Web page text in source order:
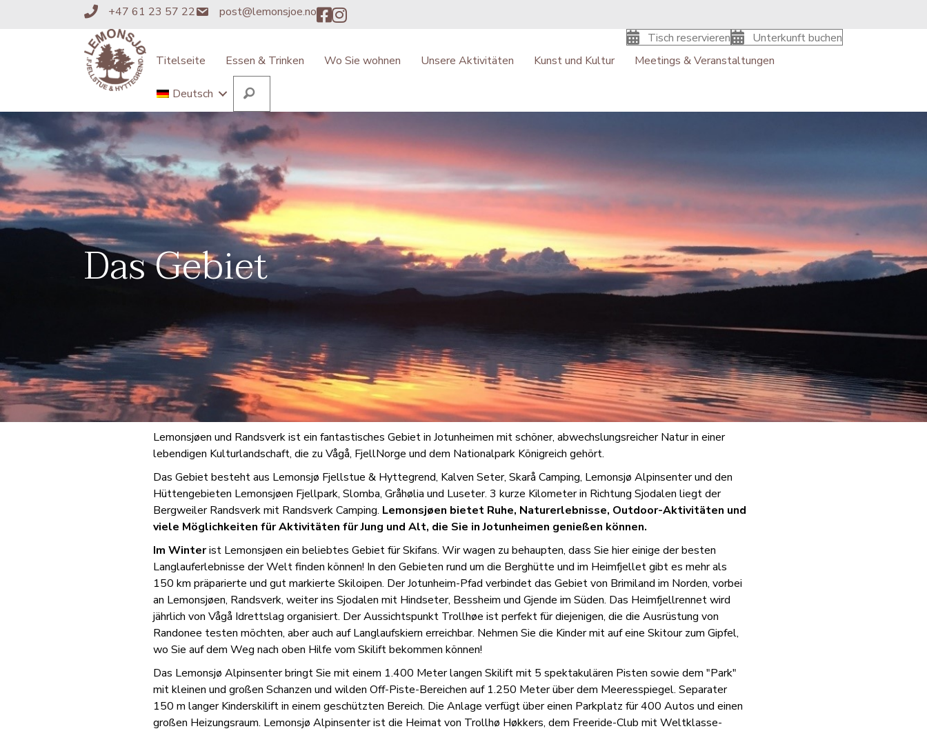
+4761235722
+47 61 23 57 22post@lemonsjoe.no
post@lemonsjoe.no
Unterkunft buchen
Tisch reservieren
Titelseite
Essen & Trinken Wo Sie wohnen Unsere Aktivitäten Kunst und Kultur Meetings & Veranstaltungen
Deutsch
Das Gebiet
Lemonsjøen und Randsverk ist ein fantastisches Gebiet in Jotunheimen mit schöner, abwechslungsreicher Natur in einer
lebendigen Kulturlandschaft, die zu Vågå, FjellNorge und dem Nationalpark Königreich gehört.
Das Gebiet besteht aus Lemonsjø Fjellstue & Hyttegrend, Kalven Seter, Skarå Camping, Lemonsjø Alpinsenter und den
Hüttengebieten Lemonsjøen Fjellpark, Slomba, Gråhølia und Luseter. 3 kurze Kilometer in Richtung Sjodalen liegt der
Bergweiler Randsverk mit Randsverk Camping. Lemonsjøen bietet Ruhe, Naturerlebnisse, Outdoor-Aktivitäten und
viele Möglichkeiten für Aktivitäten für Jung und Alt, die Sie in Jotunheimen genießen können.
Im Winterist Lemonsjøen ein beliebtes Gebiet für Skifans. Wir wagen zu behaupten, dass Sie hier einige der besten
Langlauferlebnisse der Welt finden können! In den Gebieten rund um die Berghütte und im Heimfjellet gibt es mehr als
150 km präparierte und gut markierte Skiloipen. Der Jotunheim-Pfad verbindet das Gebiet von Brimiland im Norden, vorbei
an Lemonsjøen, Randsverk, weiter ins Sjodalen mit Hindseter, Bessheim und Gjende im Süden. Das Heimfjellrennet wird
jährlich von Vågå Idrettslag organisiert. Der Aussichtspunkt Trollhøe ist perfekt für diejenigen, die die Ausrüstung von
Randonee testen möchten, aber auch auf Langlaufskiern erreichbar. Nehmen Sie die Kinder mit auf eine Skitour zum Gipfel,
wo Sie auf dem Weg nach oben Hilfe vom Skilift bekommen können!
Das Lemonsjø Alpinsenter bringt Sie mit einem 1.400 Meter langen Skilift mit 5 spektakulären Pisten sowie dem "Park"
mit kleinen und großen Schanzen und wilden Off-Piste-Bereichen auf 1.250 Meter über dem Meeresspiegel. Separater
150 m langer Kinderskilift in einem geschützten Bereich. Die Anlage verfügt über einen Parkplatz für 400 Autos und einen
großen Heizungsraum. Lemonsjø Alpinsenter ist die Heimat von Trollhø Høkkers, dem Freeride-Club mit Weltklasse-